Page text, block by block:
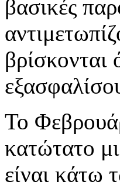
βασικές
βρίσκονται
Το
κατώτατο
είναι κάτω